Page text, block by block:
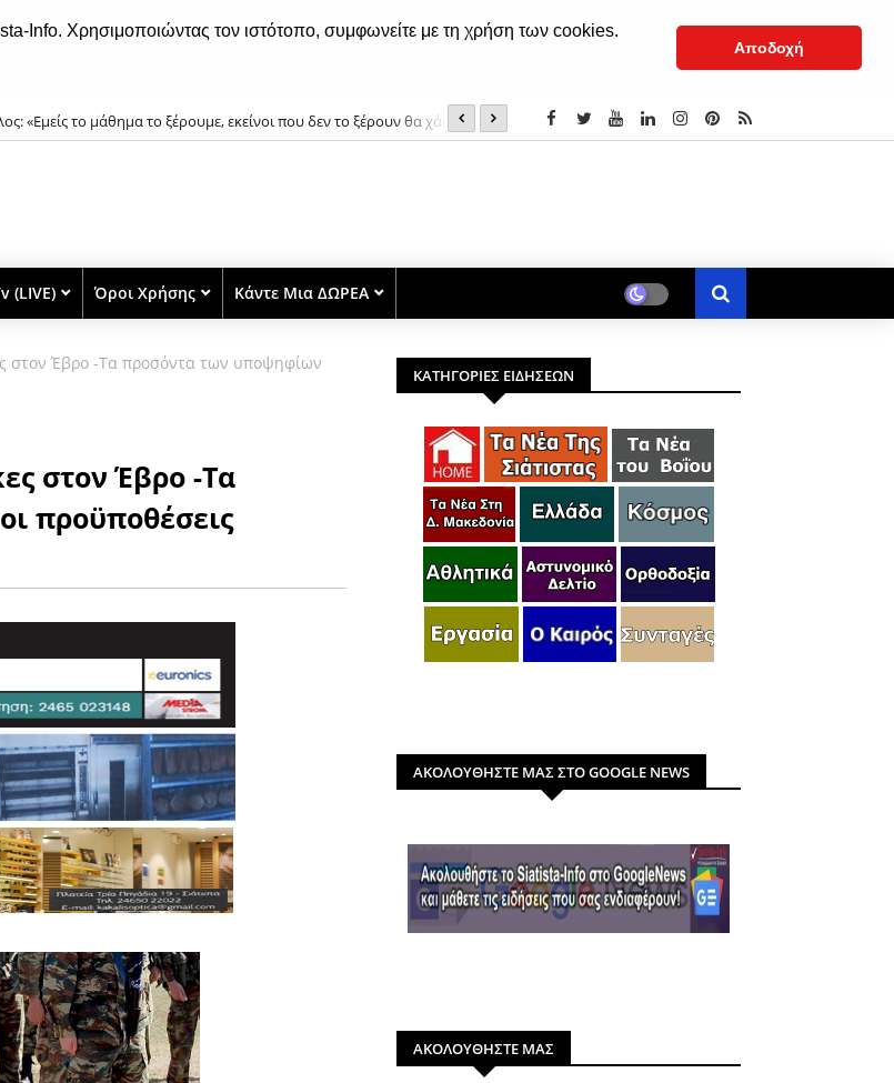
Info. Χρησιμοποιώντας τον ιστότοπο, συμφωνείτε με τη χρήση των cookies.
Αποδοχή
«Εμείς το μάθημα το ξέρουμε, εκείνοι που δεν το ξέρουν θα χάσουν...» Η εορτή της Μεταμορφώσεως του Σωτήρος στην Ιερά
(LIVE) Όροι Χρήσης Κάντε Μια ΔΩΡΕΑ
στον Έβρο -Τα προσόντα των υποψηφίων
στον Έβρο -Τα
προϋποθέσεις
ΚΑΤΗΓΟΡΙΕΣ ΕΙΔΗΣΕΩΝ
ΑΚΟΛΟΥΘΗΣΤΕ ΜΑΣ ΣΤΟ GOOGLE NEWS
ΑΚΟΛΟΥΘΗΣΤΕ ΜΑΣ